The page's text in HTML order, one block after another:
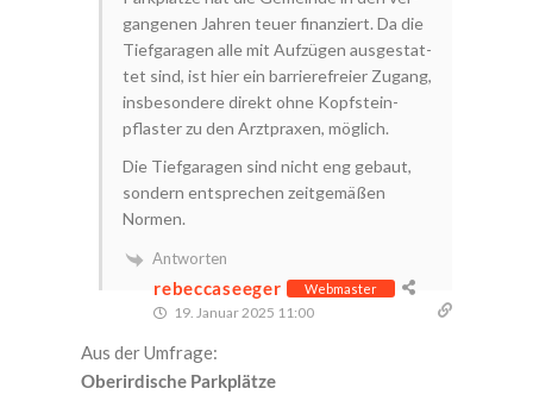
gan­ge­nen Jah­ren teu­er finan­ziert. Da die
Tief­ga­ra­gen alle mit Auf­zü­gen aus­ge­stat­
tet sind, ist hier ein bar­rie­re­frei­er Zugang,
ins­be­son­de­re direkt ohne Kopf­stein­
pflas­ter zu den Arzt­pra­xen, möglich.
Die Tief­ga­ra­gen sind nicht eng gebaut,
son­dern ent­spre­chen zeit­ge­mä­ßen
Normen.
Antworten
rebeccaseeger Webmaster
19. Januar 2025 11:00
Aus der Umfrage:
Ober­ir­di­sche Parkplätze